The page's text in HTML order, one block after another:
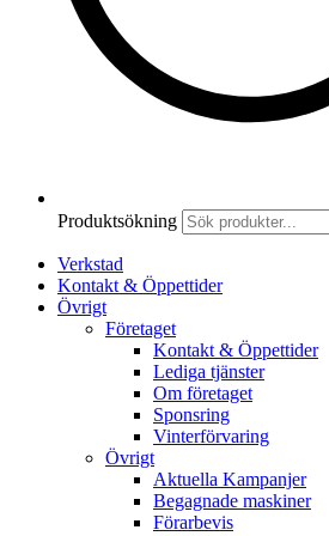
Produktsökning
Verkstad
Kontakt & Öppettider
Övrigt
Företaget
Kontakt & Öppettider
Lediga tjänster
Om företaget
Sponsring
Vinterförvaring
Övrigt
Aktuella Kampanjer
Begagnade maskiner
Förarbevis